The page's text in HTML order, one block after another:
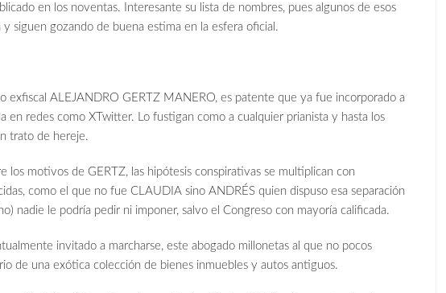
en los noventas. Interesante su lista de nombres, pues algunos de esos
siguen gozando de buena estima en la esfera oficial.
exfiscal ALEJANDRO GERTZ MANERO, es patente que ya fue incorporado a
en redes como XTwitter. Lo fustigan como a cualquier prianista y hasta los
trato de hereje.
los motivos de GERTZ, las hipótesis conspirativas se multiplican con
como el que no fue CLAUDIA sino ANDRÉS quien dispuso esa separación
nadie le podría pedir ni imponer, salvo el Congreso con mayoría calificada.
invitado a marcharse, este abogado millonetas al que no pocos
de una exótica colección de bienes inmuebles y autos antiguos.